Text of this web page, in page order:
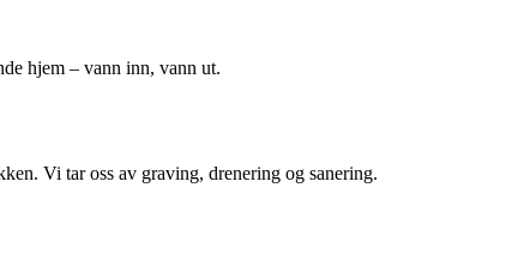
hjem – vann inn, vann ut.
Vi tar oss av graving, drenering og sanering.